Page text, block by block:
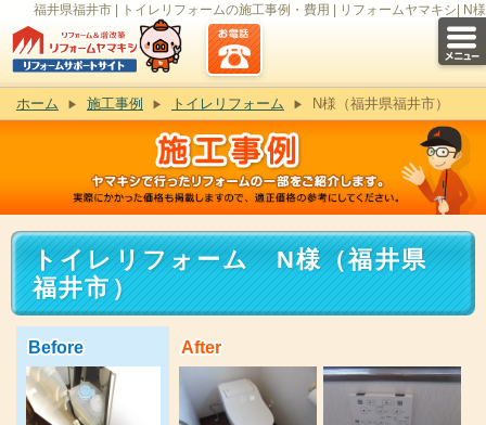
福井県福井市 | トイレリフォームの施工事例・費用 | リフォームヤマキシ| N様
ホーム 施工事例 トイレリフォーム N様（福井県福井市）
トイレリフォーム N様（福井県
福井市）
Before